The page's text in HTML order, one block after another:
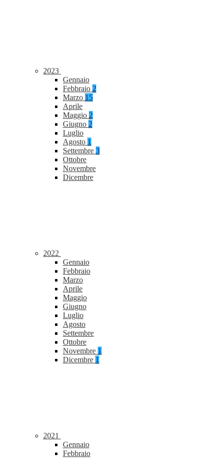
2023
Gennaio
Febbraio 2
Marzo 15
Aprile
Maggio 2
Giugno 2
Luglio
Agosto 1
Settembre 3
Ottobre
Novembre
Dicembre
2022
Gennaio
Febbraio
Marzo
Aprile
Maggio
Giugno
Luglio
Agosto
Settembre
Ottobre
Novembre 1
Dicembre 1
2021
Gennaio
Febbraio